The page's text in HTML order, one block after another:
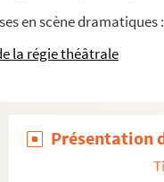
en scène dramatiques
la régie théâtrale
de la vertu : comédie en
et 5 tableaux. 1938
en 5 actes. 1836
1868
Présentation